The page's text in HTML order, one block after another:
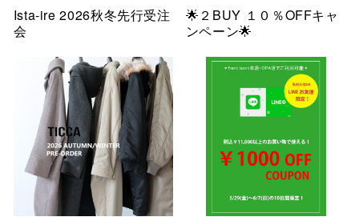
Ista-ire 2026秋冬先行受注
会
🌟２BUY １０％OFFキャ
ンペーン🌟